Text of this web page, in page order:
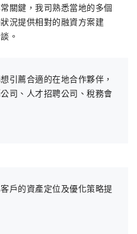
關鍵，我司熟悉當地的多個
況提供相對的融資方案建
。
引薦合適的在地合作夥伴，
司、人才招聘公司、稅務會
戶的資產定位及優化策略提